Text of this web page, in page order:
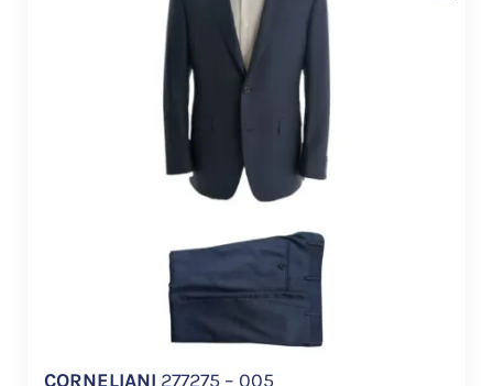
CORNELIANI 277275 – 005